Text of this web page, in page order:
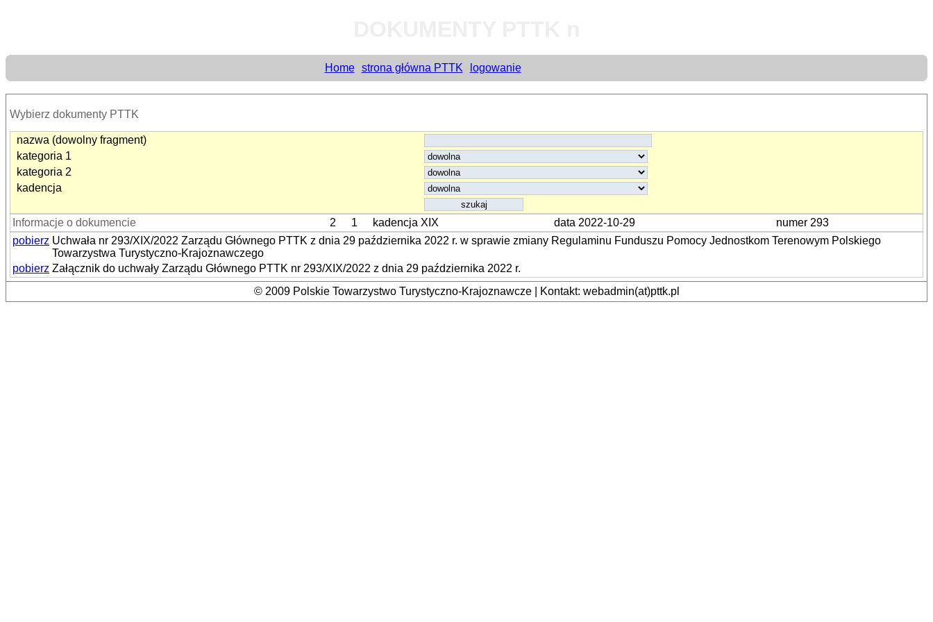
Home strona główna PTTK logowanie
Wybierz dokumenty PTTK
nazwa (dowolny fragment)
kategoria 1
kategoria 2
kadencja
Informacje o dokumencie 2 1 kadencja XIX data 2022-10-29
numer 293
pobierz Uchwała nr 293/XIX/2022 Zarządu Głównego PTTK z dnia 29 października 2022 r. w sprawie zmiany Regulaminu Funduszu Pomocy Jednostkom Terenowym Polskiego
Towarzystwa Turystyczno-Krajoznawczego
pobierz Załącznik do uchwały Zarządu Głównego PTTK nr 293/XIX/2022 z dnia 29 października 2022 r.
© 2009 Polskie Towarzystwo Turystyczno-Krajoznawcze | Kontakt: webadmin(at)pttk.pl